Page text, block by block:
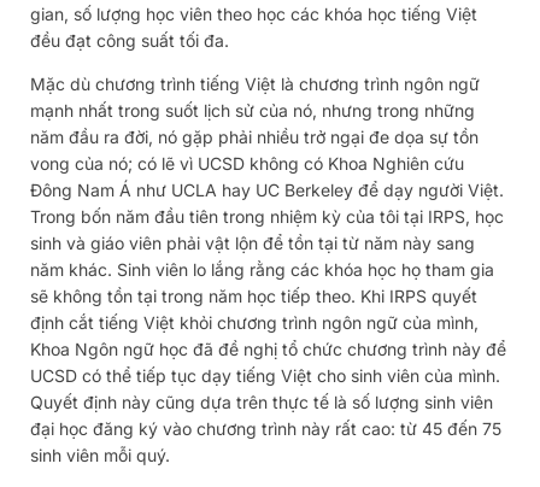
gian, số lượng học viên theo học các khóa học tiếng Việt
đều đạt công suất tối đa.
Mặc dù chương trình tiếng Việt là chương trình ngôn ngữ
mạnh nhất trong suốt lịch sử của nó, nhưng trong những
năm đầu ra đời, nó gặp phải nhiều trở ngại đe dọa sự tồn
vong của nó; có lẽ vì UCSD không có Khoa Nghiên cứu
Đông Nam Á như UCLA hay UC Berkeley để dạy người Việt.
Trong bốn năm đầu tiên trong nhiệm kỳ của tôi tại IRPS, học
sinh và giáo viên phải vật lộn để tồn tại từ năm này sang
năm khác. Sinh viên lo lắng rằng các khóa học họ tham gia
sẽ không tồn tại trong năm học tiếp theo. Khi IRPS quyết
định cắt tiếng Việt khỏi chương trình ngôn ngữ của mình,
Khoa Ngôn ngữ học đã đề nghị tổ chức chương trình này để
UCSD có thể tiếp tục dạy tiếng Việt cho sinh viên của mình.
Quyết định này cũng dựa trên thực tế là số lượng sinh viên
đại học đăng ký vào chương trình này rất cao: từ 45 đến 75
sinh viên mỗi quý.